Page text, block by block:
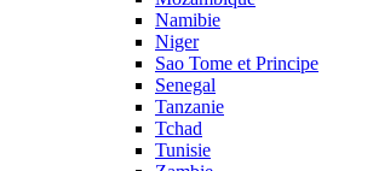
Namibie
Niger
Sao Tome et Principe
Senegal
Tanzanie
Tchad
Tunisie